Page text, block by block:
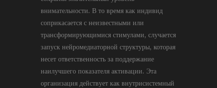
внимательности. В то время как индивид
соприкасается с неизвестными или
трансформирующимися стимулами, случается
запуск нейромедиаторной структуры, которая
несет ответственность за поддержание
наилучшего показателя активации. Эта
организация действует как внутрисистемный